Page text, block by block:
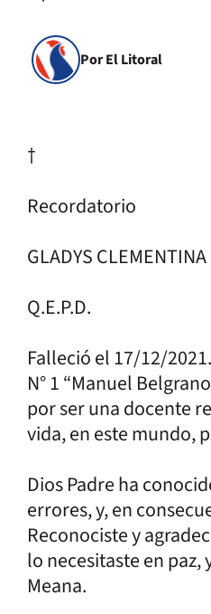
Por El Litoral
†
Recordatorio
GLADYS
Q.E.P.D.
Falleció el 17/12/
N° 1 “Manuel
por ser una docente
vida, en este mundo,
Dios Padre ha
errores, y, en
Reconociste y
lo necesitaste en paz,
Meana.